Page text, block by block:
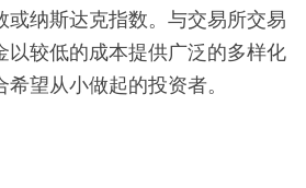
或纳斯达克指数。与交易所交易
以较低的成本提供广泛的多样化
望从小做起的投资者。